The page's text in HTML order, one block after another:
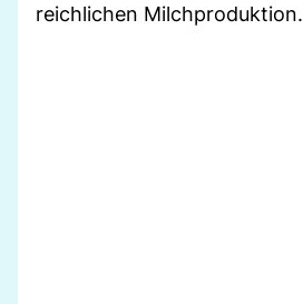
reichlichen Milchproduktion.